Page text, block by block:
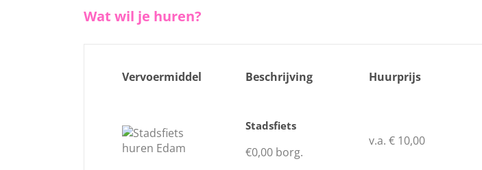
Wat wil je huren?
Vervoermiddel Beschrijving Huurprijs
Stadsfiets
€0,00 borg.
v.a. € 10,00